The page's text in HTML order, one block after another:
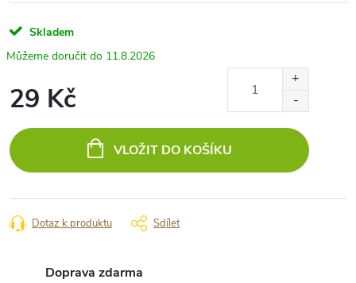
Skladem
11.8.2026
29 Kč
cena:
VLOŽIT DO KOŠÍKU
Dotaz k produktu Sdílet
Doprava zdarma